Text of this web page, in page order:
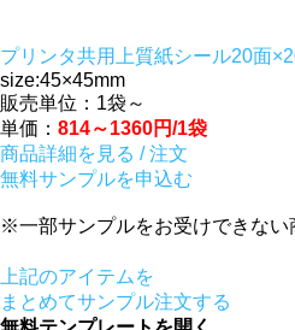
プリンタ共用上質紙シール20面
size:45×45mm
販売単位：1袋～
単価： 814～1360円/1袋
商品詳細を見る / 注文
無料サンプルを申込む
※一部サンプルをお受けできない
上記のアイテムを
まとめてサンプル注文する